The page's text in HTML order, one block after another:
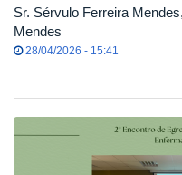
Sr. Sérvulo Ferreira
Mendes
28/04/2026 - 15:41